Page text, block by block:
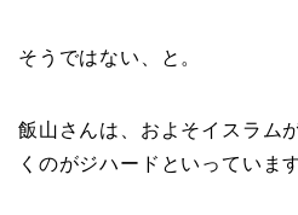
そうではない、と。
飯山さんは、およそイスラム
くのがジハードといっています